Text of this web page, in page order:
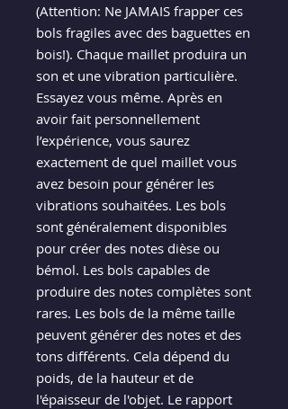
(Attention: Ne JAMAIS frapper ces
bols fragiles avec des baguettes en
bois!). Chaque maillet produira un
son et une vibration particulière.
Essayez vous même. Après en
avoir fait personnellement
l’expérience, vous saurez
exactement de quel maillet vous
avez besoin pour générer les
vibrations souhaitées. Les bols
sont généralement disponibles
pour créer des notes dièse ou
bémol. Les bols capables de
produire des notes complètes sont
rares. Les bols de la même taille
peuvent générer des notes et des
tons différents. Cela dépend du
poids, de la hauteur et de
l'épaisseur de l'objet. Le rapport